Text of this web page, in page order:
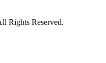
Rights Reserved.